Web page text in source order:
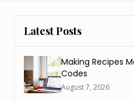
Latest Posts
Making Recipes
Codes
August 7, 2026